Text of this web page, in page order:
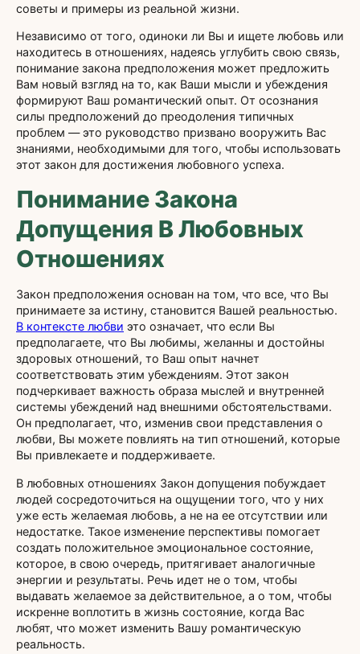
советы и примеры из реальной жизни.
Независимо от того, одиноки ли Вы и ищете любовь или
находитесь в отношениях, надеясь углубить свою связь,
понимание закона предположения может предложить
Вам новый взгляд на то, как Ваши мысли и убеждения
формируют Ваш романтический опыт. От осознания
силы предположений до преодоления типичных
проблем — это руководство призвано вооружить Вас
знаниями, необходимыми для того, чтобы использовать
этот закон для достижения любовного успеха.
Понимание Закона
Допущения В Любовных
Отношениях
Закон предположения основан на том, что все, что Вы
принимаете за истину, становится Вашей реальностью.
В контексте любви это означает, что если Вы
предполагаете, что Вы любимы, желанны и достойны
здоровых отношений, то Ваш опыт начнет
соответствовать этим убеждениям. Этот закон
подчеркивает важность образа мыслей и внутренней
системы убеждений над внешними обстоятельствами.
Он предполагает, что, изменив свои представления о
любви, Вы можете повлиять на тип отношений, которые
Вы привлекаете и поддерживаете.
В любовных отношениях Закон допущения побуждает
людей сосредоточиться на ощущении того, что у них
уже есть желаемая любовь, а не на ее отсутствии или
недостатке. Такое изменение перспективы помогает
создать положительное эмоциональное состояние,
которое, в свою очередь, притягивает аналогичные
энергии и результаты. Речь идет не о том, чтобы
выдавать желаемое за действительное, а о том, чтобы
искренне воплотить в жизнь состояние, когда Вас
любят, что может изменить Вашу романтическую
реальность.